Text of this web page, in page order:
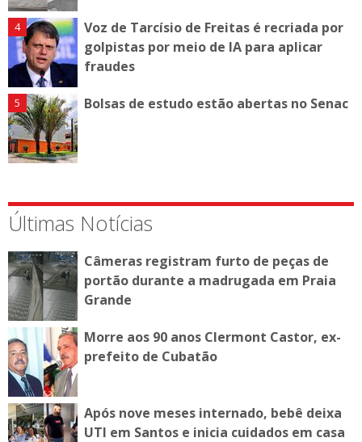
Voz de Tarcísio de Freitas é recriada por
golpistas por meio de IA para aplicar
fraudes
Bolsas de estudo estão abertas no Senac
Últimas Notícias
Câmeras registram furto de peças de
portão durante a madrugada em Praia
Grande
Morre aos 90 anos Clermont Castor, ex-
prefeito de Cubatão
Após nove meses internado, bebê deixa
UTI em Santos e inicia cuidados em casa